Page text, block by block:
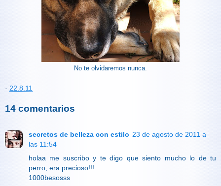
No te olvidaremos nunca.
· 22.8.11
14 comentarios
secretos de belleza con estilo 23 de agosto de 2011 a
las 11:54
holaa me suscribo y te digo que siento mucho lo de tu
perro, era precioso!!!
1000besosss